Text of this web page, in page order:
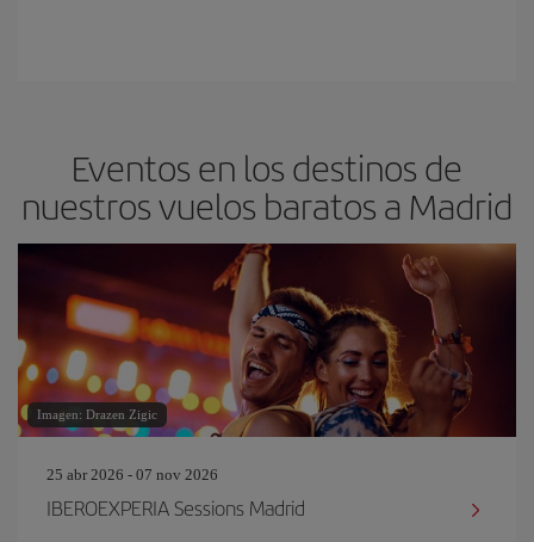
Eventos en los destinos de
nuestros vuelos baratos a Madrid
Imagen: Drazen Zigic
25 abr 2026 - 07 nov 2026
IBEROEXPERIA Sessions Madrid